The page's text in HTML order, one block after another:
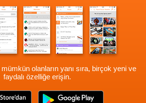
mümkün olanların yanı sıra, birçok yeni ve
faydalı özelliğe erişin.